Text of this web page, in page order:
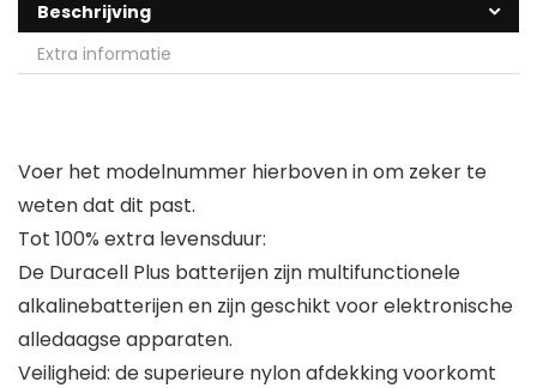
Beschrijving
Extra informatie
Voer het modelnummer hierboven in om zeker te
weten dat dit past.
Tot 100% extra levensduur:
De Duracell Plus batterijen zijn multifunctionele
alkalinebatterijen en zijn geschikt voor elektronische
alledaagse apparaten.
Veiligheid: de superieure nylon afdekking voorkomt